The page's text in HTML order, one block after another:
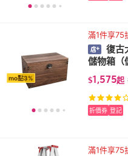
mo點3%
滿1件享75
復古
儲物箱（
$1,575起
折價券 登記
滿1件享75